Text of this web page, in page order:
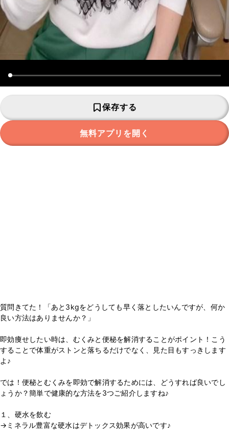
保存する
無料アプリを開く
質問きてた！「あと3kgをどうしても早く落としたいんですが、何か
良い方法はありませんか？」
即効痩せしたい時は、むくみと便秘を解消することがポイント！こう
することで体重がストンと落ちるだけでなく、見た目もすっきします
よ♪
では！便秘とむくみを即効で解消するためには、どうすれば良いでし
ょうか？簡単で健康的な方法を3つご紹介しますね♪
１、硬水を飲む
→ミネラル豊富な硬水はデトックス効果が高いです♪